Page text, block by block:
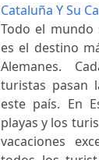
Cataluña Y Su
Todo el mundo
es el destino
Alemanes.
turistas pasan
este país. En
playas y los
vacaciones